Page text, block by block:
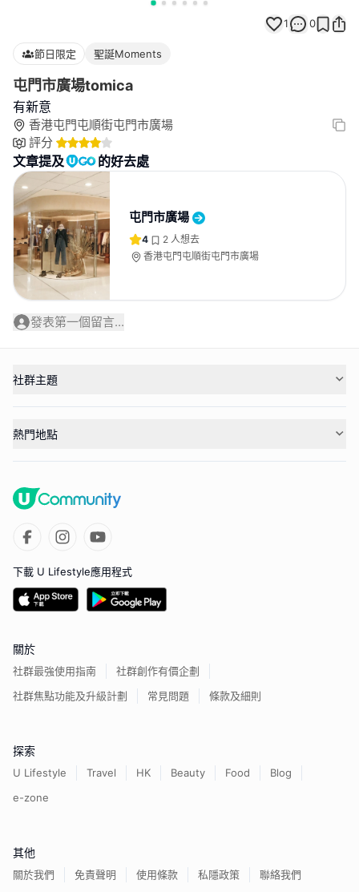
1 0
節日限定 聖誕Moments
屯門市廣場tomica
有新意
香港屯門屯順街屯門市廣場
評分
文章提及 的好去處
屯門市廣場
4 2 人想去
香港屯門屯順街屯門市廣場
發表第一個留言...
社群主題
熱門地點
下載 U Lifestyle應用程式
關於
社群最強使用指南
社群創作有價企劃
社群焦點功能及升級計劃
常見問題 條款及細則
探索
U Lifestyle Travel HK Beauty Food
Blog
e-zone
其他
關於我們 免責聲明 使用條款 私隱政策 聯絡我們